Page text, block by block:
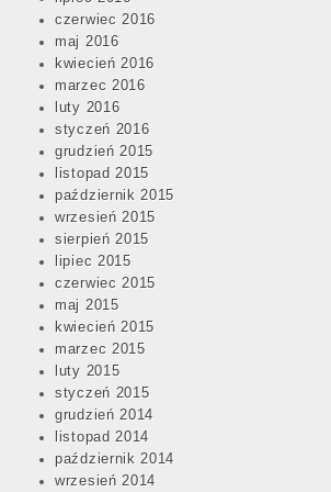
czerwiec 2016
maj 2016
kwiecień 2016
marzec 2016
luty 2016
styczeń 2016
grudzień 2015
listopad 2015
październik 2015
wrzesień 2015
sierpień 2015
lipiec 2015
czerwiec 2015
maj 2015
kwiecień 2015
marzec 2015
luty 2015
styczeń 2015
grudzień 2014
listopad 2014
październik 2014
wrzesień 2014